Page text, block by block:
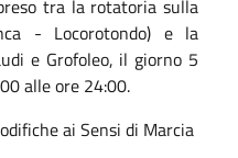
tra la rotatoria sulla
- Locorotondo) e la
e Grofoleo, il giorno 5
alle ore 24:00.
ai Sensi di Marcia